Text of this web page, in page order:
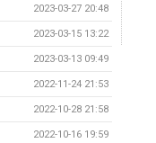
2023-03-27 20:48
2023-03-15 13:22
2023-03-13 09:49
2022-11-24 21:53
2022-10-28 21:58
2022-10-16 19:59